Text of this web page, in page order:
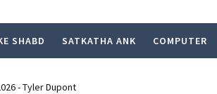
SHABD SATKATHA ANK COMPUTER
- Tyler Dupont